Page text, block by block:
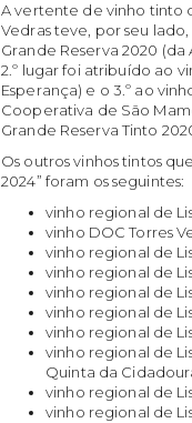
A vertente de vinho tinto
Vedras teve, por seu
Grande Reserva 2020
2.º lugar foi atribuído ao
Esperança) e o 3.º ao
Cooperativa de São
Grande Reserva Tinto
Os outros vinhos tintos
2024” foram os seguintes:
vinho regional de
vinho DOC Torres
vinho regional de
vinho regional de
vinho regional de
vinho regional de
vinho regional de
vinho regional de
Quinta da
vinho regional de
vinho regional de